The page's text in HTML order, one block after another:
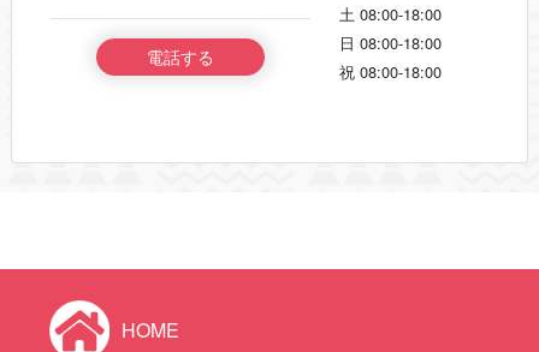
電話する
土 08:00-18:00
日 08:00-18:00
祝 08:00-18:00
HOME